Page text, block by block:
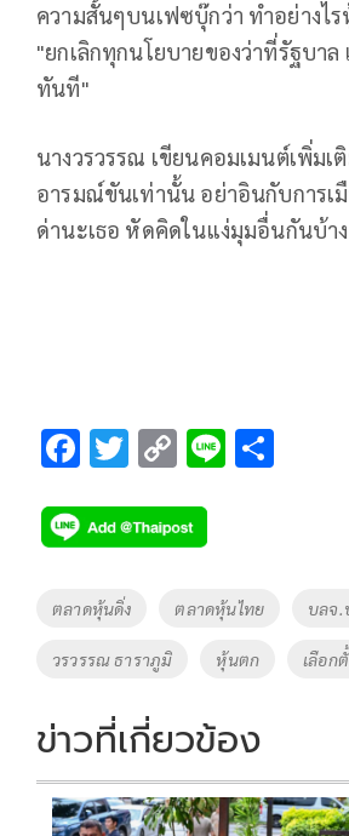
ความสั้นๆบนเฟซบุ๊กว่า ทำอย่างไ
"ยกเลิกทุกนโยบายของว่าที่รัฐบาล
ทันที"
นางวรวรรณ เขียนคอมเมนต์เพิ่มเ
อารมณ์ขันเท่านั้น อย่าอินกับการเ
ด่านะเธอ หัดคิดในแง่มุมอื่นกันบ้าง
F
e
b
o
k
T
tt
er
C
p
y
Li
Li
Tags
ตลาดหุ้นดิ่ง ตลาดหุ้นไทย บลจ.
วรวรรณ ธาราภูมิ หุ้นตก เลือก
ข่าวที่เกี่ยวข้อง